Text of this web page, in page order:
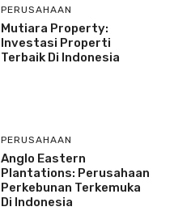
PERUSAHAAN
Mutiara Property:
Investasi Properti
Terbaik Di Indonesia
PERUSAHAAN
Anglo Eastern
Plantations: Perusahaan
Perkebunan Terkemuka
Di Indonesia